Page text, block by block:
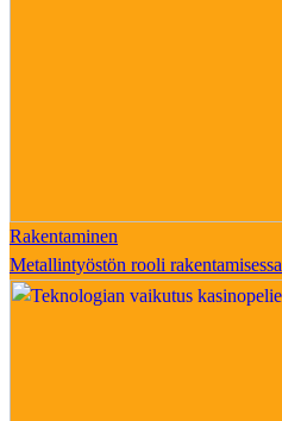
Rakentaminen
Metallintyöstön rooli rakentamisessa